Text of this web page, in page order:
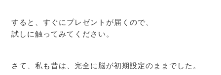
すると、すぐにプレゼントが届くので、
試しに触ってみてください。
さて、私も昔は、完全に脳が初期設定のままでした。